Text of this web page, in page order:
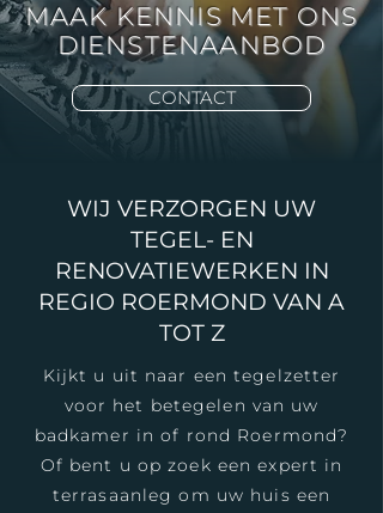
MAAK KENNIS MET ONS
DIENSTENAANBOD
CONTACT
WIJ VERZORGEN UW
TEGEL- EN
RENOVATIEWERKEN IN
REGIO ROERMOND VAN A
TOT Z
Kijkt u uit naar een tegelzetter
voor het betegelen van uw
badkamer in of rond Roermond?
Of bent u op zoek een expert in
terrasaanleg om uw huis een